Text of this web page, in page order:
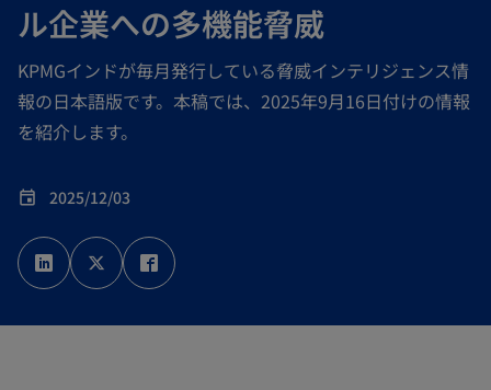
ル企業への多機能脅威
KPMGインドが毎月発行している脅威インテリジェンス情
報の日本語版です。本稿では、2025年9月16日付けの情報
を紹介します。
event 2025/12/03
新
し
い
タ
新
し
い
タ
し
い